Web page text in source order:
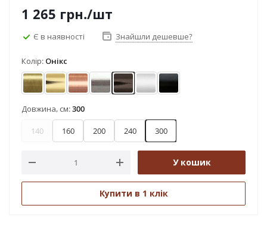
1 265 грн./шт
Є в наявності Знайшли дешевше?
Колір: Онікс
АнтикЗолотоМідьНержавіюча сталь
ОніксСатин Чорний оксамит
Довжина, см:300
140 160 200 240 300
У кошик
Купити в 1 клік